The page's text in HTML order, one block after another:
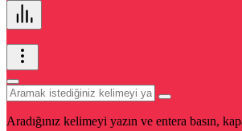
Aradığınız kelimeyi yazın ve entera basın,